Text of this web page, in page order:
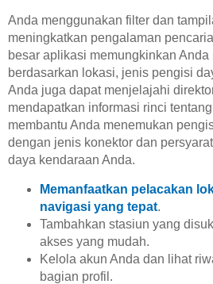
Anda menggunakan filter dan
meningkatkan pengalaman
besar aplikasi memungkinkan
berdasarkan lokasi, jenis pengisi
Anda juga dapat menjelajahi
mendapatkan informasi rinci
membantu Anda menemukan
dengan jenis konektor dan
daya kendaraan Anda.
Memanfaatkan pelacakan
navigasi yang tepat.
Tambahkan stasiun yang
akses yang mudah.
Kelola akun Anda dan lihat
bagian profil.